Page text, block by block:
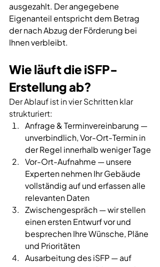
ausgezahlt. Der angegebene
Eigenanteil entspricht dem Betrag
der nach Abzug der Förderung bei
Ihnen verbleibt.
Wie läuft die iSFP-
Erstellung ab?
Der Ablauf ist in vier Schritten klar
strukturiert:
Anfrage & Terminvereinbarung —
unverbindlich, Vor-Ort-Termin in
der Regel innerhalb weniger Tage
Vor-Ort-Aufnahme — unsere
Experten nehmen Ihr Gebäude
vollständig auf und erfassen alle
relevanten Daten
Zwischengespräch — wir stellen
einen ersten Entwurf vor und
besprechen Ihre Wünsche, Pläne
und Prioritäten
Ausarbeitung des iSFP — auf